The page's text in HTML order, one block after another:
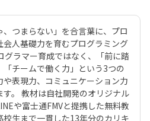
つまらない」を合言葉に、プロ
人基礎力を育むプログラミング
グラマー育成ではなく、「前に踏
チームで働く力」という3つの
表現力、コミュニケーション力
。 教材は自社開発のオリジナル
や富士通FMVと提携した無料教
生まで一貫した13年分のカリキ